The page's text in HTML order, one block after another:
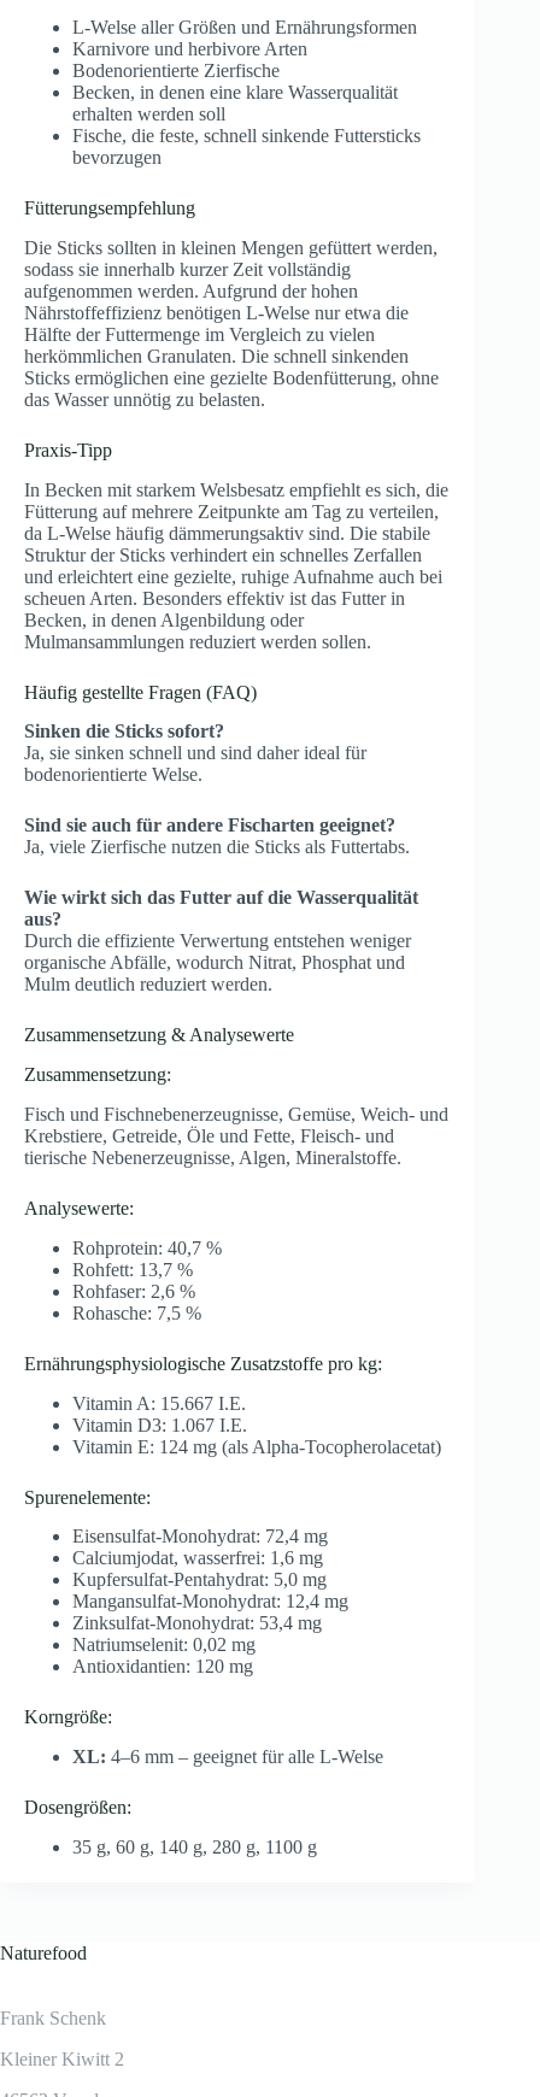
L-Welse aller Größen und Ernährungsformen
Karnivore und herbivore Arten
Bodenorientierte Zierfische
Becken, in denen eine klare Wasserqualität
erhalten werden soll
Fische, die feste, schnell sinkende Futtersticks
bevorzugen
Fütterungsempfehlung
Die Sticks sollten in kleinen Mengen gefüttert werden,
sodass sie innerhalb kurzer Zeit vollständig
aufgenommen werden. Aufgrund der hohen
Nährstoffeffizienz benötigen L-Welse nur etwa die
Hälfte der Futtermenge im Vergleich zu vielen
herkömmlichen Granulaten. Die schnell sinkenden
Sticks ermöglichen eine gezielte Bodenfütterung, ohne
das Wasser unnötig zu belasten.
Praxis-Tipp
In Becken mit starkem Welsbesatz empfiehlt es sich, die
Fütterung auf mehrere Zeitpunkte am Tag zu verteilen,
da L-Welse häufig dämmerungsaktiv sind. Die stabile
Struktur der Sticks verhindert ein schnelles Zerfallen
und erleichtert eine gezielte, ruhige Aufnahme auch bei
scheuen Arten. Besonders effektiv ist das Futter in
Becken, in denen Algenbildung oder
Mulmansammlungen reduziert werden sollen.
Häufig gestellte Fragen (FAQ)
Sinken die Sticks sofort?
Ja, sie sinken schnell und sind daher ideal für
bodenorientierte Welse.
Sind sie auch für andere Fischarten geeignet?
Ja, viele Zierfische nutzen die Sticks als Futtertabs.
Wie wirkt sich das Futter auf die Wasserqualität
aus?
Durch die effiziente Verwertung entstehen weniger
organische Abfälle, wodurch Nitrat, Phosphat und
Mulm deutlich reduziert werden.
Zusammensetzung & Analysewerte
Zusammensetzung:
Fisch und Fischnebenerzeugnisse, Gemüse, Weich- und
Krebstiere, Getreide, Öle und Fette, Fleisch- und
tierische Nebenerzeugnisse, Algen, Mineralstoffe.
Analysewerte:
Rohprotein: 40,7 %
Rohfett: 13,7 %
Rohfaser: 2,6 %
Rohasche: 7,5 %
Ernährungsphysiologische Zusatzstoffe pro kg:
Vitamin A: 15.667 I.E.
Vitamin D3: 1.067 I.E.
Vitamin E: 124 mg (als Alpha-Tocopherolacetat)
Spurenelemente:
Eisensulfat-Monohydrat: 72,4 mg
Calciumjodat, wasserfrei: 1,6 mg
Kupfersulfat-Pentahydrat: 5,0 mg
Mangansulfat-Monohydrat: 12,4 mg
Zinksulfat-Monohydrat: 53,4 mg
Natriumselenit: 0,02 mg
Antioxidantien: 120 mg
Korngröße:
XL: 4–6 mm – geeignet für alle L-Welse
Dosengrößen:
35 g, 60 g, 140 g, 280 g, 1100 g
Naturefood
Frank Schenk
Kleiner Kiwitt 2